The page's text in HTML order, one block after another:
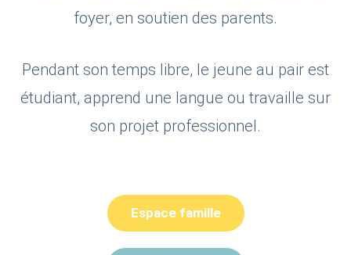
foyer, en soutien des parents.
Pendant son temps libre, le jeune au pair est
étudiant, apprend une langue ou travaille sur
son projet professionnel.
Espace famille